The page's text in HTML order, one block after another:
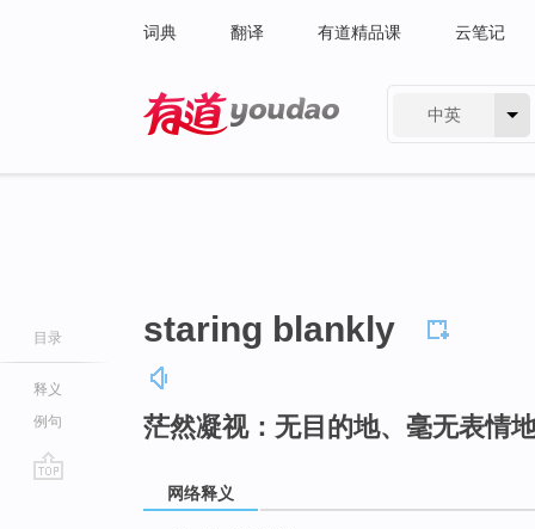
词典 翻译 有道精品课 云笔记
中英
目录
释义
例句
staring blankly
茫然凝视：无目的地、毫无表情
网络释义